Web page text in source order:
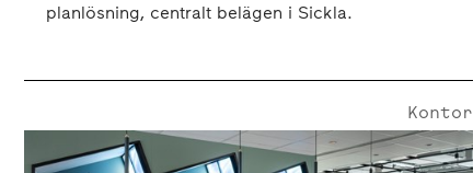
planlösning, centralt belägen i Sickla.
Hesselmans Torg 14 | 354 Kvm
Kontor